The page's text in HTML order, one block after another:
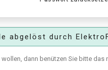
ElektroForm
Sie bitte das neue